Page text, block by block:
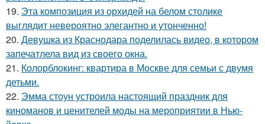
19. Эта композиция из орхидей на белом столике
выглядит невероятно элегантно и утонченно!
20. Девушка из Краснодара поделилась видео, в котором
запечатлела вид из своего окна.
21. Колорблокинг: квартира в Москве для семьи с двумя
детьми.
22. Эмма стоун устроила настоящий праздник для
киноманов и ценителей моды на мероприятии в Нью-